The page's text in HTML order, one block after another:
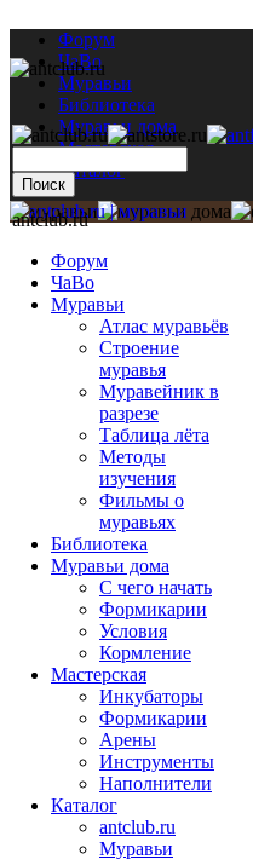
Форум
ЧаВо
Муравьи
Библиотека
Муравьи дома
Мастерская
Каталог
antclub.ru
Форум
ЧаВо
Муравьи
Атлас муравьёв
Строение
муравья
Муравейник в
разрезе
Таблица лёта
Методы
изучения
Фильмы о
муравьях
Библиотека
Муравьи дома
С чего начать
Формикарии
Условия
Кормление
Мастерская
Инкубаторы
Формикарии
Арены
Инструменты
Наполнители
Каталог
antclub.ru
Муравьи